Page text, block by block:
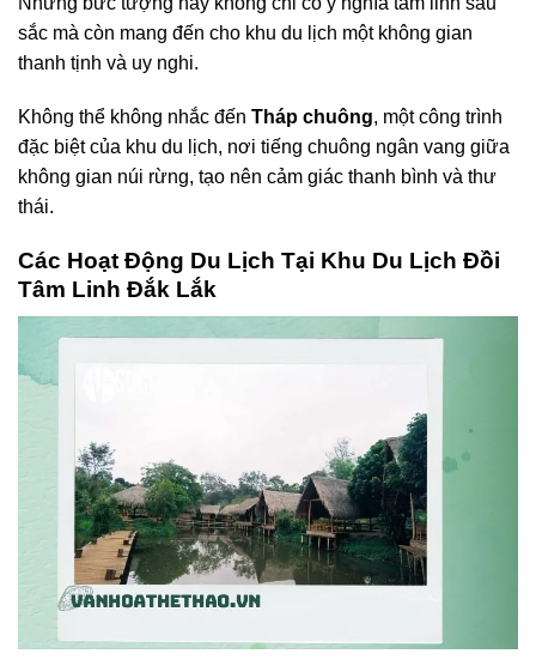
sắc mà còn mang đến cho khu du lịch một không gian
thanh tịnh và uy nghi.
Không thể không nhắc đến Tháp chuông, một công trình
đặc biệt của khu du lịch, nơi tiếng chuông ngân vang giữa
không gian núi rừng, tạo nên cảm giác thanh bình và thư
thái.
Các Hoạt Động Du Lịch Tại Khu Du Lịch Đồi
Tâm Linh Đắk Lắk